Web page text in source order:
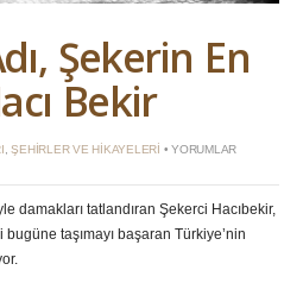
Şekerin En
Bekir
,ŞEHIRLER VE HIKAYELERI • LOKUMUN
ESKI
HACI
YORUMLAR
damakları tatlandıran Şekerci Hacıbekir,
taşımayı başaran Türkiye’nin